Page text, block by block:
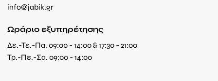
info@jabik.gr
Ωράριο εξυπηρέτησης
Δε.-Τε.-Πα. 09:00 - 14:00 & 17:30 - 21:00
Τρ.-Πε.-Σα. 09:00 - 14:00